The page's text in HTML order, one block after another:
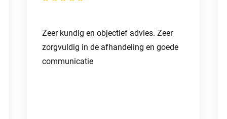
Zeer kundig en objectief advies. Zeer
zorgvuldig in de afhandeling en goede
communicatie